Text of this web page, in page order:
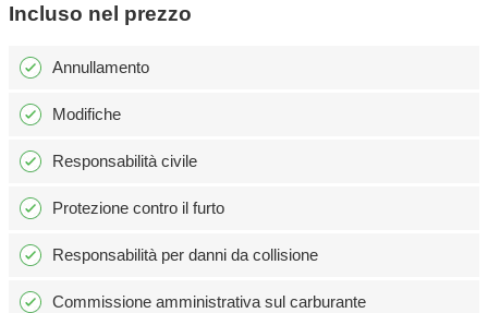
Incluso nel prezzo
Annullamento
Modifiche
Responsabilità civile
Protezione contro il furto
Responsabilità per danni da collisione
Commissione amministrativa sul carburante